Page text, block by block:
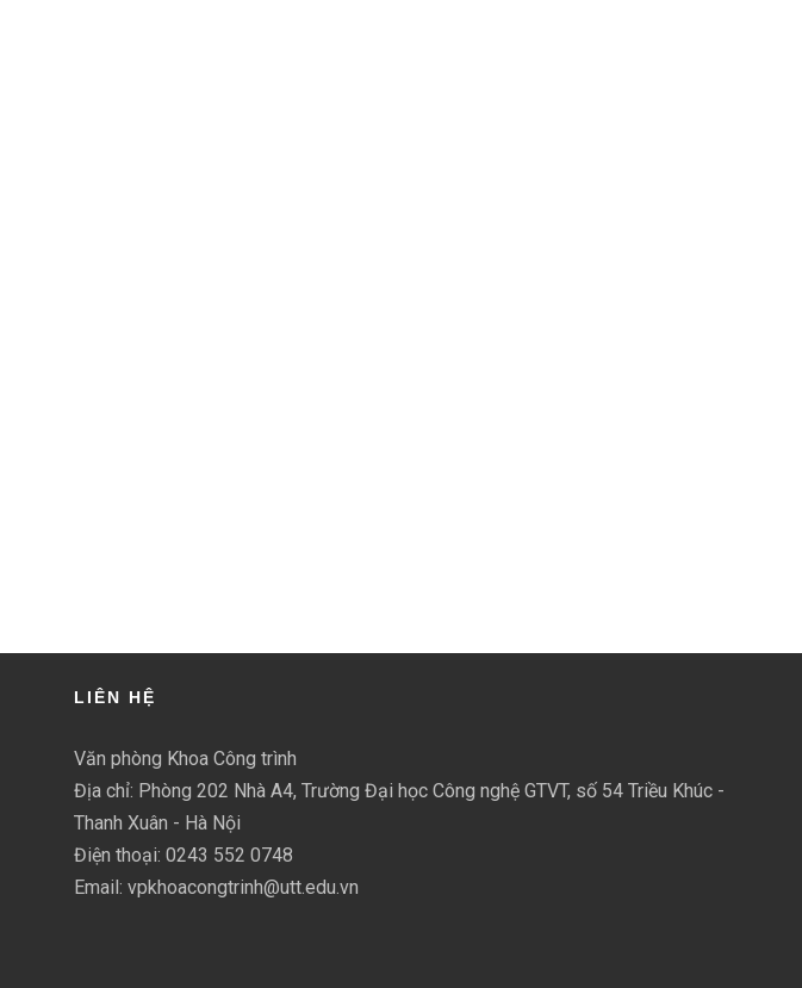
LIÊN HỆ
Văn phòng Khoa Công trình
Địa chỉ: Phòng 202 Nhà A4, Trường Đại học Công nghệ GTVT, số 54 Triều Khúc -
Thanh Xuân - Hà Nội
Điện thoại: 0243 552 0748
Email: vpkhoacongtrinh@utt.edu.vn